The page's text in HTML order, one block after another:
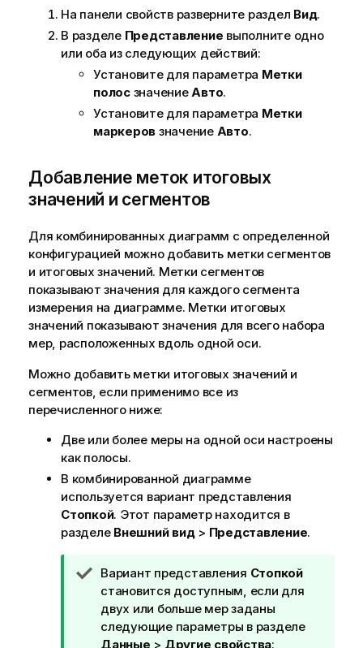
На панели свойств разверните раздел Вид.
В разделе Представление выполните одно
или оба из следующих действий:
Установите для параметра Метки
полосзначение Авто.
Установите для параметра Метки
маркеров значение Авто.
Добавление меток итоговых
значений и сегментов
Для комбинированных диаграмм с определенной
конфигурацией можно добавить метки сегментов
и итоговых значений. Метки сегментов
показывают значения для каждого сегмента
измерения на диаграмме. Метки итоговых
значений показывают значения для всего набора
мер, расположенных вдоль одной оси.
Можно добавить метки итоговых значений и
сегментов, если применимо все из
перечисленного ниже:
Две или более меры на одной оси настроены
как полосы.
В комбинированной диаграмме
используется вариант представления
Стопкой. Этот параметр находится в
разделе Внешний вид> Представление.
П
р
и
м
е
Вариант представления Стопкой
становится доступным, если для
двух или больше мер заданы
следующие параметры в разделе
Данные > Другие свойства: